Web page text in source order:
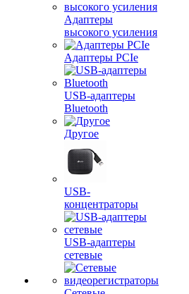
Адаптеры
высокого усиления
Адаптеры PCIe
USB-адаптеры
Bluetooth
Другое
USB-
концентраторы
USB-адаптеры
сетевые